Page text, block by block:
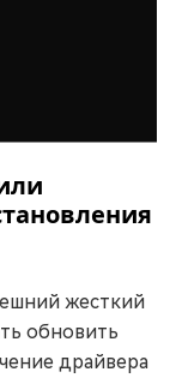
жесткий
обновить
драйвера